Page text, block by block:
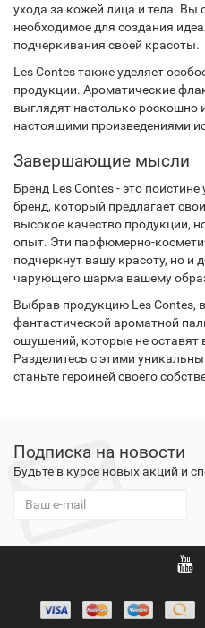
ухода за кожей лица и тела. Вы
необходимое для создания
подчеркивания своей красоты.
Les Contes также уделяет
продукции. Ароматические
выглядят настолько роскошно
настоящими произведениями
Завершающие мысли
Бренд Les Contes - это
бренд, который предлагает
высокое качество продукции,
опыт. Эти парфюмерно-
подчеркнут вашу красоту, но и
чарующего шарма вашему
Выбрав продукцию Les Contes,
фантастической ароматной
ощущений, которые не
Разделитесь с этими
станьте героиней своего
Подписка на новости
Будьте в курсе новых акций и